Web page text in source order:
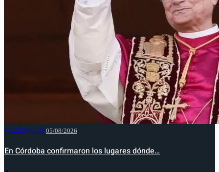
NACIONALES 05/08/2026
En Córdoba confirmaron los lugares dónde…